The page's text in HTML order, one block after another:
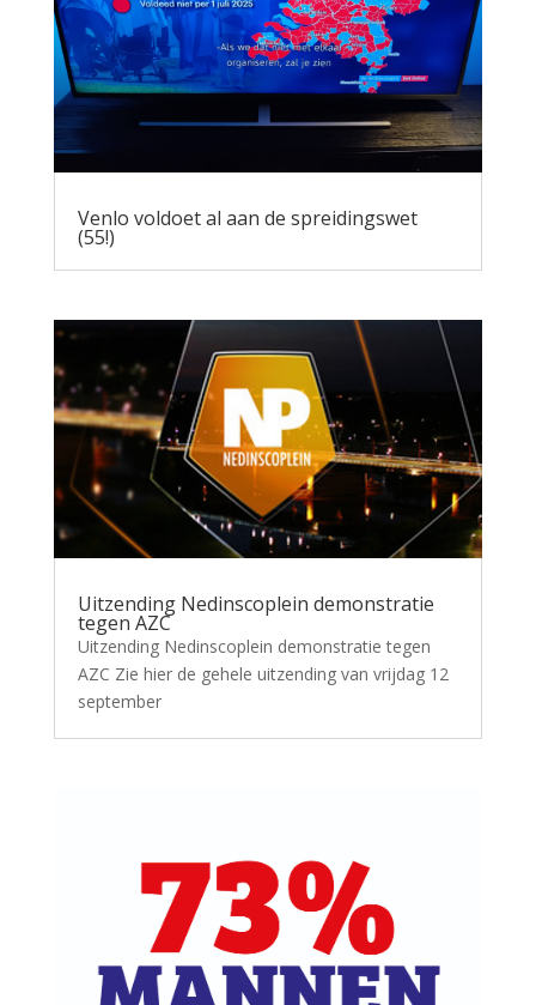
Venlo voldoet al aan de spreidingswet
(55!)
Uitzending Nedinscoplein demonstratie
tegen AZC
Uitzending Nedinscoplein demonstratie tegen
AZC Zie hier de gehele uitzending van vrijdag 12
september